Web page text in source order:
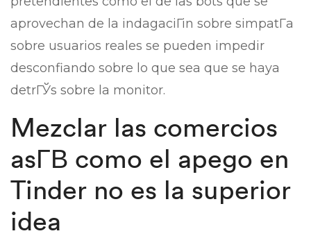
aprovechan de la indagaciГіn sobre simpatГ­a
sobre usuarios reales se pueden impedir
desconfiando sobre lo que sea que se haya
detrГЎs sobre la monitor.
Mezclar las comercios
asГ­В­ como el apego en
Tinder no es la superior
idea